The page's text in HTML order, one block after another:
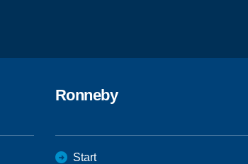
Ronneby
Start